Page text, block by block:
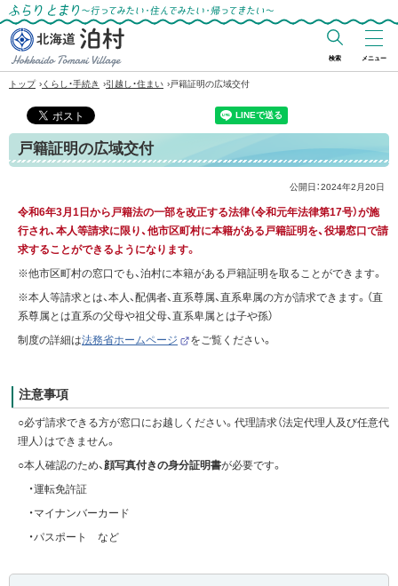
ふらりとまり～行ってみたい・住んでみた
い・帰ってきたい～
北海道 泊村
Village
検索 メニュー
トップ ›くらし・手続き ›引越し・住まい ›戸籍証明の広域交付
戸籍証明の広域交付
公開日：2024年2月20日
令和6年3月1日から戸籍法の一部を改正する法律（令和元年法律第17号）が施
行され、本人等請求に限り、他市区町村に本籍がある戸籍証明を、役場窓口で請
求することができるようになります。
※他市区町村の窓口でも、泊村に本籍がある戸籍証明を取ることができます。
※本人等請求とは、本人、配偶者、直系尊属、直系卑属の方が請求できます。（直
系尊属とは直系の父母や祖父母、直系卑属とは子や孫）
制度の詳細は法務省ホームページ
をご覧ください。
注意事項
○必ず請求できる方が窓口にお越しください。代理請求（法定代理人及び任意代
理人）はできません。
○本人確認のため、顔写真付きの身分証明書が必要です。
・運転免許証
・マイナンバーカード
・パスポート など